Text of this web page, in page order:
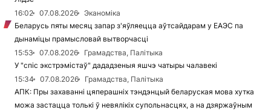
16:02
07.08.2026
Эканоміка
Беларусь пяты месяц запар з'яўляецца аўтсайдарам у ЕАЭС па
дынаміцы прамысловай вытворчасці
15:53
07.08.2026
Грамадства, Палітыка
У "спіс экстрэмістаў" дададзеныя яшчэ чатыры чалавекі
15:34
07.08.2026
Грамадства, Палітыка
АПК: Пры захаванні цяперашніх тэндэнцый беларуская мова хутка
можа застацца толькі ў невялікіх супольнасцях, а на дзяржаўным